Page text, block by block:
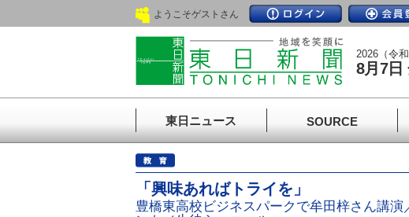
ようこそゲストさん
2026（令
8月7日
東日ニュース SOURCE
「興味あればトライを」
豊橋東高校ビジネスパークで牟田梓さん講